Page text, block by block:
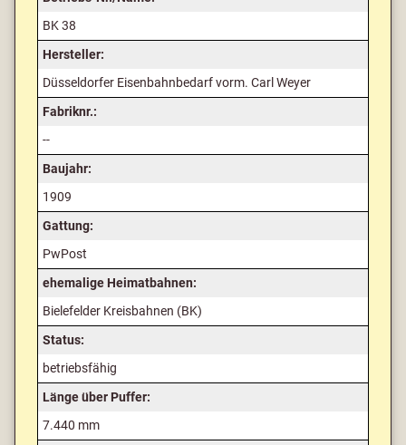
BK 38
Hersteller:
Düsseldorfer Eisenbahnbedarf vorm. Carl Weyer
Fabriknr.:
--
Baujahr:
1909
Gattung:
PwPost
ehemalige Heimatbahnen:
Bielefelder Kreisbahnen (BK)
Status:
betriebsfähig
Länge über Puffer:
7.440 mm